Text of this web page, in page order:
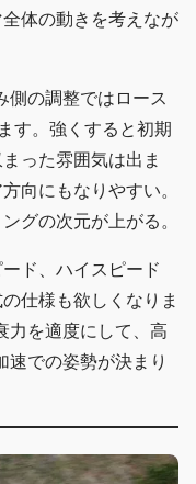
体の動きを考えなが
側の調整ではロース
す。強くすると初期
った雰囲気は出ま
向にもなりやすい。
グの次元が上がる。
ド、ハイスピード
仕様も欲しくなりま
力を適度にして、高
速での姿勢が決まり